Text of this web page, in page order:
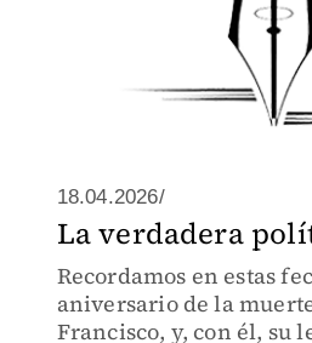
18.04.2026/
La verdadera
Recordamos en estas
aniversario de la
Francisco, y, con él, su